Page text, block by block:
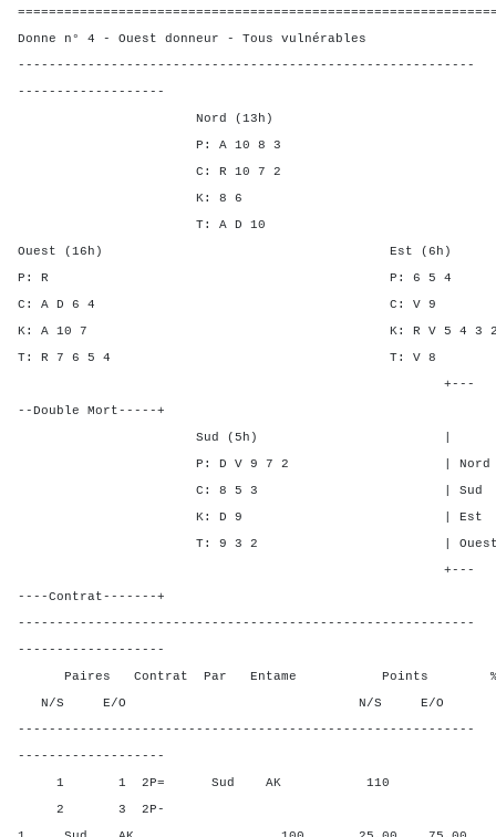
Donne n° 4 - Ouest donneur - Tous vulnérables
-----------------------------------------------------------
-------------------
Nord (13h)
P: A 10 8 3
C: R 10 7 2
K: 8 6
T: A D 10
Ouest (16h) Est (6h)
P: R P: 6 5
C: A D 6 4 C:
K: A 10 7 K: R V 5 4
T: R 7 6 5 4 T:
+---
--Double Mort-----+
Sud (5h) | SA P C
P: D V 9 7 2 | Nord -
C: 8 5 3 | Sud - 2
K: D 9 | Est - - -
T: 9 3 2 | Ouest - -
+---
----Contrat-------+
-----------------------------------------------------------
-------------------
Paires Contrat Par Entame Points %
N/S E/O N/S E/O N/
-----------------------------------------------------------
-------------------
1 1 2P= Sud AK 110
2 3 2P-